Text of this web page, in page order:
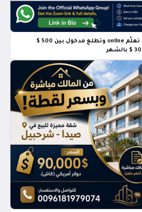
بدك تعلّم online وتطلع مدخول بين 500 $